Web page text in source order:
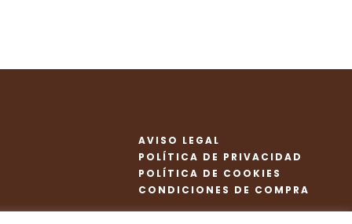
AVISO LEGAL
POLÍTICA DE PRIVACIDAD
POLÍTICA DE COOKIES
CONDICIONES DE COMPRA